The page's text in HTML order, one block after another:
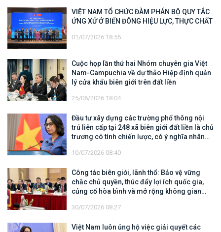
VIỆT NAM TỔ CHỨC ĐÀM PHÁN BỘ QUY TẮC
ỨNG XỬ Ở BIỂN ĐÔNG HIỆU LỰC, THỰC CHẤT
01/07/2026 18:55
Cuộc họp lần thứ hai Nhóm chuyên gia Việt
Nam-Campuchia về dự thảo Hiệp định quản
lý cửa khẩu biên giới trên đất liền
25/06/2026 18:04
Đầu tư xây dựng các trường phổ thông nội
trú liên cấp tại 248 xã biên giới đất liền là chủ
trương có tính chiến lược, có ý nghĩa nhân
10/07/2026 08:40
Công tác biên giới, lãnh thổ: Bảo vệ vững
chắc chủ quyền, thúc đẩy lợi ích quốc gia,
củng cố hòa bình và mở rộng không gian
30/07/2026 08:27
Việt Nam luôn ủng hộ việc giải quyết các